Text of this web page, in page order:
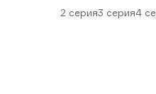
2 серия3 серия4